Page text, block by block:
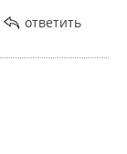
ответить